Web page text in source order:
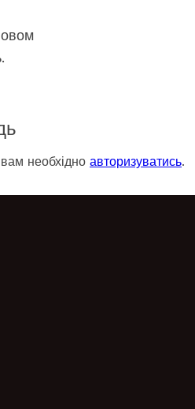
необхідно авторизуватись.